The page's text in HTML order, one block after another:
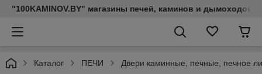
"100KAMINOV.BY" магазины печей, каминов и дымоходов
Каталог ПЕЧИ Двери каминные, печные, печное